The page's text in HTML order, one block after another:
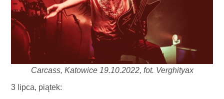
Carcass, Katowice 19.10.2022, fot. Verghityax
3 lipca, piątek: